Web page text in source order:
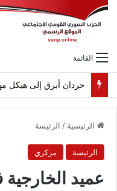
القائمة
حردان أبرق إلى هيكل
الرئيسية / الرئيسة
الرئيسة مركزي
عميد